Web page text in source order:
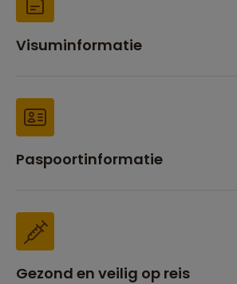
Visuminformatie
Paspoortinformatie
Gezond en veilig op reis